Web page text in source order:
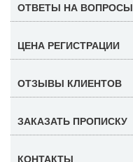
ОТВЕТЫ НА ВОПРОСЫ
ЦЕНА РЕГИСТРАЦИИ
ОТЗЫВЫ КЛИЕНТОВ
ЗАКАЗАТЬ ПРОПИСКУ
КОНТАКТЫ